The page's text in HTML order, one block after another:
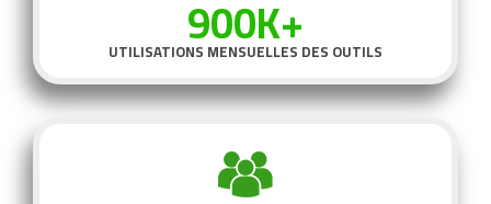
900K+
UTILISATIONS MENSUELLES DES OUTILS